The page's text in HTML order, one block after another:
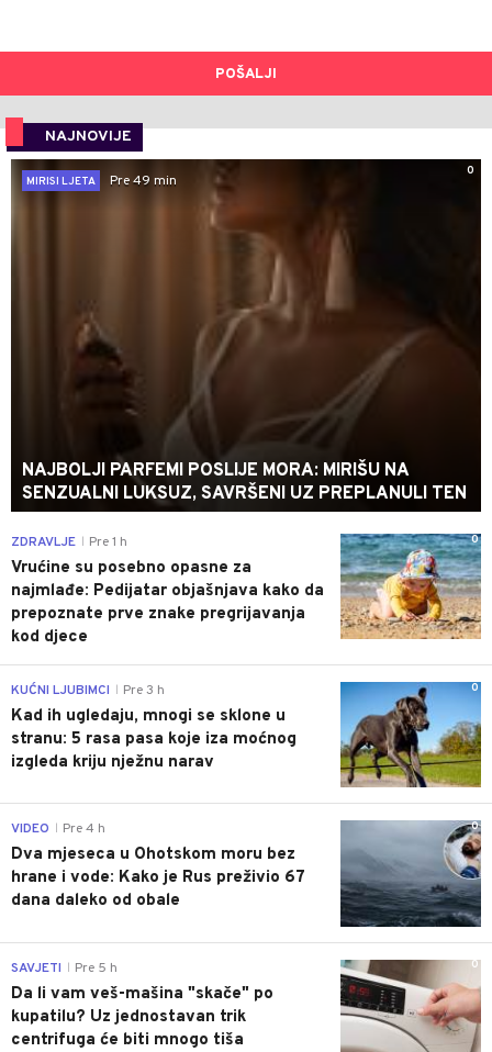
POŠALJI
NAJNOVIJE
0
MIRISI LJETA
Pre 49 min
NAJBOLJI PARFEMI POSLIJE MORA: MIRIŠU NA
SENZUALNI LUKSUZ, SAVRŠENI UZ PREPLANULI TEN
0
ZDRAVLJE Pre 1 h
Vrućine su posebno opasne za
najmlađe: Pedijatar objašnjava kako da
prepoznate prve znake pregrijavanja
kod djece
0
KUĆNI LJUBIMCI Pre 3 h
Kad ih ugledaju, mnogi se sklone u
stranu: 5 rasa pasa koje iza moćnog
izgleda kriju nježnu narav
0
VIDEO Pre 4 h
Dva mjeseca u Ohotskom moru bez
hrane i vode: Kako je Rus preživio 67
dana daleko od obale
0
SAVJETI Pre 5 h
Da li vam veš-mašina "skače" po
kupatilu? Uz jednostavan trik
centrifuga će biti mnogo tiša